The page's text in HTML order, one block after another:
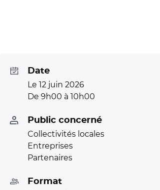
Date
Le 12 juin 2026
De 9h00 à 10h00
Public concerné
Collectivités locales
Entreprises
Partenaires
Format